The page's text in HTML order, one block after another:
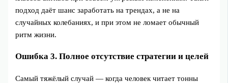
подход даёт шанс заработать на трендах, а не на
случайных колебаниях, и при этом не ломает обычный
ритм жизни.
Ошибка 3. Полное отсутствие стратегии и целей
Самый тяжёлый случай — когда человек читает тонны